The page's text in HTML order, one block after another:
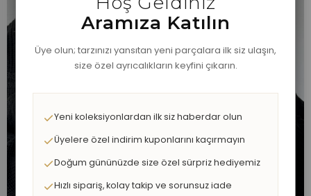
Aramıza Katılın
Üye olun; tarzınızı yansıtan yeni parçalara ilk siz ulaşın,
size özel ayrıcalıkların keyfini çıkarın.
Yeni koleksiyonlardan ilk siz haberdar olun
Üyelere özel indirim kuponlarını kaçırmayın
Doğum gününüzde size özel sürpriz hediyemiz
Hızlı sipariş, kolay takip ve sorunsuz iade